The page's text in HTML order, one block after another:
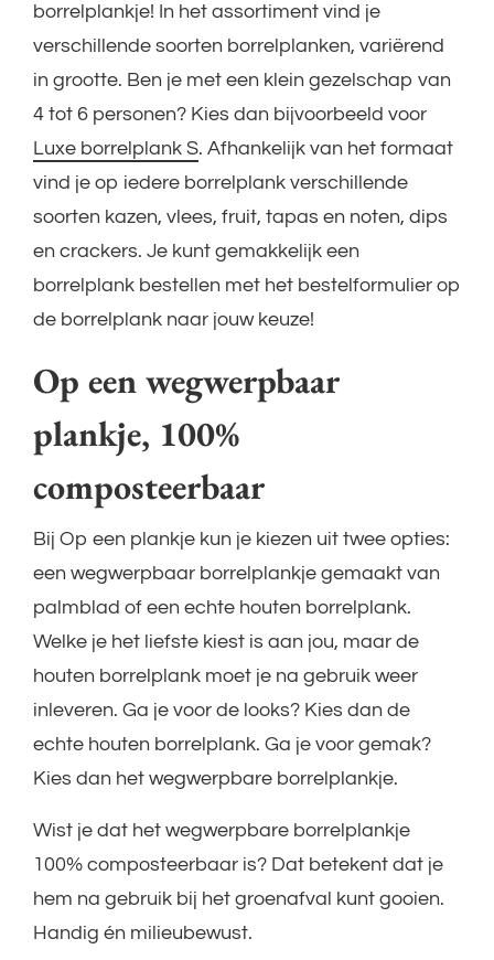
borrelplankje! In het assortiment vind je
verschillende soorten borrelplanken, variërend
in grootte. Ben je met een klein gezelschap van
4 tot 6 personen? Kies dan bijvoorbeeld voor
Luxe borrelplank S. Afhankelijk van het formaat
vind je op iedere borrelplank verschillende
soorten kazen, vlees, fruit, tapas en noten, dips
en crackers. Je kunt gemakkelijk een
borrelplank bestellen met het bestelformulier op
de borrelplank naar jouw keuze!
Op een wegwerpbaar
plankje, 100%
composteerbaar
Bij Op een plankje kun je kiezen uit twee opties:
een wegwerpbaar borrelplankje gemaakt van
palmblad of een echte houten borrelplank.
Welke je het liefste kiest is aan jou, maar de
houten borrelplank moet je na gebruik weer
inleveren. Ga je voor de looks? Kies dan de
echte houten borrelplank. Ga je voor gemak?
Kies dan het wegwerpbare borrelplankje.
Wist je dat het wegwerpbare borrelplankje
100% composteerbaar is? Dat betekent dat je
hem na gebruik bij het groenafval kunt gooien.
Handig én milieubewust.